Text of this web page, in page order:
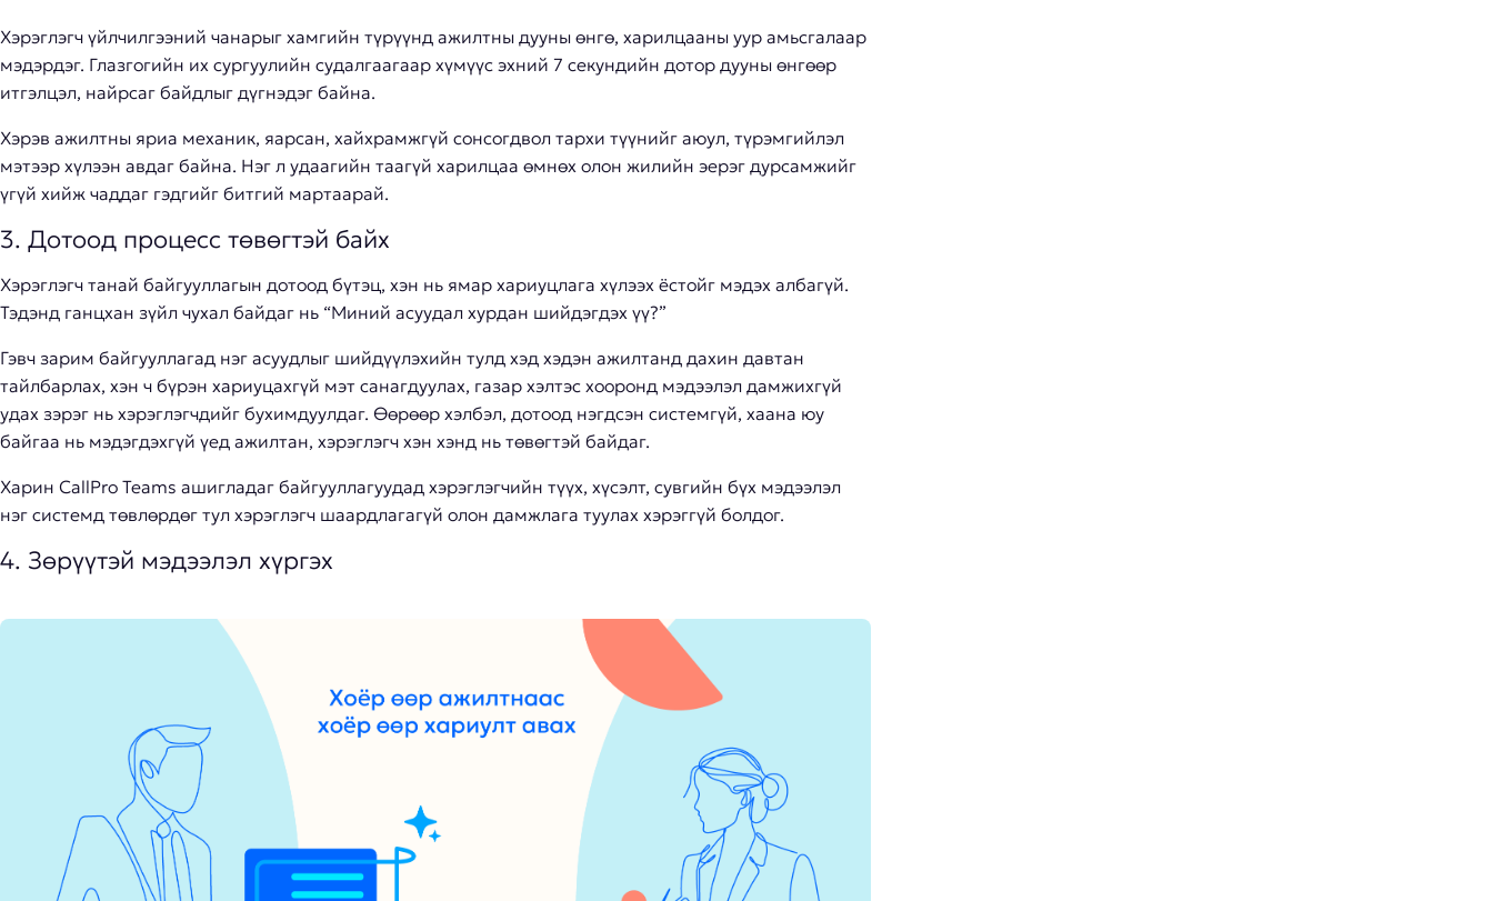
Хэрэглэгч үйлчилгээний чанарыг хамгийн түрүүнд ажилтны дууны өнгө, харилцааны уур амьсгалаар
мэдэрдэг. Глазгогийн их сургуулийн судалгаагаар хүмүүс эхний 7 секундийн дотор дууны өнгөөр
итгэлцэл, найрсаг байдлыг дүгнэдэг байна.
Хэрэв ажилтны яриа механик, яарсан, хайхрамжгүй сонсогдвол тархи түүнийг аюул, түрэмгийлэл
мэтээр хүлээн авдаг байна. Нэг л удаагийн таагүй харилцаа өмнөх олон жилийн эерэг дурсамжийг
үгүй хийж чаддаг гэдгийг битгий мартаарай.
3. Дотоод процесс төвөгтэй байх
Хэрэглэгч танай байгууллагын дотоод бүтэц, хэн нь ямар хариуцлага хүлээх ёстойг мэдэх албагүй.
Тэдэнд ганцхан зүйл чухал байдаг нь “Миний асуудал хурдан шийдэгдэх үү?”
Гэвч зарим байгууллагад нэг асуудлыг шийдүүлэхийн тулд хэд хэдэн ажилтанд дахин давтан
тайлбарлах, хэн ч бүрэн хариуцахгүй мэт санагдуулах, газар хэлтэс хооронд мэдээлэл дамжихгүй
удах зэрэг нь хэрэглэгчдийг бухимдуулдаг. Өөрөөр хэлбэл, дотоод нэгдсэн системгүй, хаана юу
байгаа нь мэдэгдэхгүй үед ажилтан, хэрэглэгч хэн хэнд нь төвөгтэй байдаг.
Харин CallPro Teams ашигладаг байгууллагуудад хэрэглэгчийн түүх, хүсэлт, сувгийн бүх мэдээлэл
нэг системд төвлөрдөг тул хэрэглэгч шаардлагагүй олон дамжлага туулах хэрэггүй болдог.
4. Зөрүүтэй мэдээлэл хүргэх